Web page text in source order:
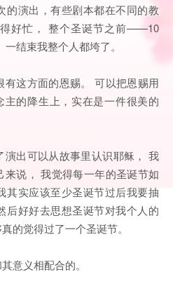
的演出，有些剧本都在不同的教
好忙， 整个圣诞节之前——10
结束我整个人都垮了。
有这方面的恩赐。 可以把恩赐用
的降生上，实在是一件很美的
演出可以从故事里认识耶稣， 我
说， 我觉得每一年的圣诞节如
其实应该至少圣诞节过后我要抽
后好好去思想圣诞节对我个人的
的觉得过了一个圣诞节。
意义相配合的。